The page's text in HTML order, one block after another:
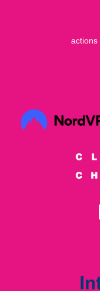
actions